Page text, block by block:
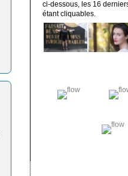
ci-dessous, les 16
étant cliquables.